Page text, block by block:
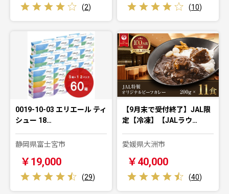
(2) (10)
0019-10-03 エリエール ティ
シュー 18…
静岡県富士宮市
￥19,000
(29)
【9月末で受付終了】JAL限
定【冷凍】【JALラウ…
愛媛県大洲市
￥40,000
(40)